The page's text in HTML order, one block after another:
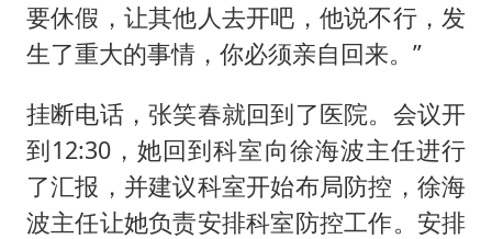
要休假，让其他人去开吧，他说不行，发
生了重大的事情，你必须亲自回来。”
挂断电话，张笑春就回到了医院。会议开
到12:30，她回到科室向徐海波主任进行
了汇报，并建议科室开始布局防控，徐海
波主任让她负责安排科室防控工作。安排